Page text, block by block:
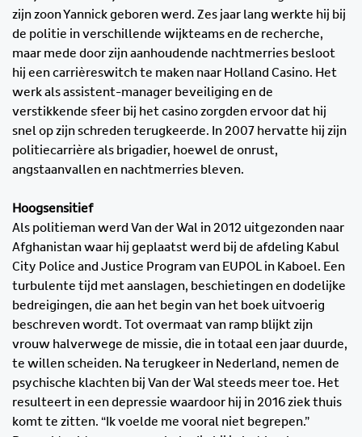
zijn zoon Yannick geboren werd. Zes jaar lang werkte hij bij
de politie in verschillende wijkteams en de recherche,
maar mede door zijn aanhoudende nachtmerries besloot
hij een carrièreswitch te maken naar Holland Casino. Het
werk als assistent-manager beveiliging en de
verstikkende sfeer bij het casino zorgden ervoor dat hij
snel op zijn schreden terugkeerde. In 2007 hervatte hij zijn
politiecarrière als brigadier, hoewel de onrust,
angstaanvallen en nachtmerries bleven.
Hoogsensitief
Als politieman werd Van der Wal in 2012 uitgezonden naar
Afghanistan waar hij geplaatst werd bij de afdeling Kabul
City Police and Justice Program van EUPOL in Kaboel. Een
turbulente tijd met aanslagen, beschietingen en dodelijke
bedreigingen, die aan het begin van het boek uitvoerig
beschreven wordt. Tot overmaat van ramp blijkt zijn
vrouw halverwege de missie, die in totaal een jaar duurde,
te willen scheiden. Na terugkeer in Nederland, nemen de
psychische klachten bij Van der Wal steeds meer toe. Het
resulteert in een depressie waardoor hij in 2016 ziek thuis
komt te zitten. “Ik voelde me vooral niet begrepen.”